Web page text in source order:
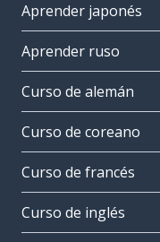
Aprender japonés
Aprender ruso
Curso de alemán
Curso de coreano
Curso de francés
Curso de inglés